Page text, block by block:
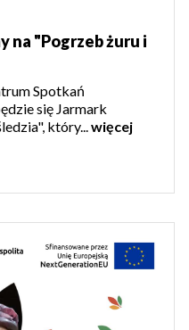
na "Pogrzeb żuru i
Spotkań
się Jarmark
który...więcej